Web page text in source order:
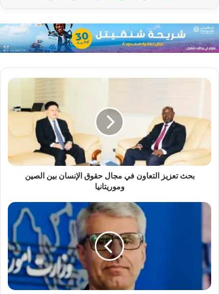
بحث تعزيز التعاون في مجال حقوق الإنسان بين الصين
وموريتانيا